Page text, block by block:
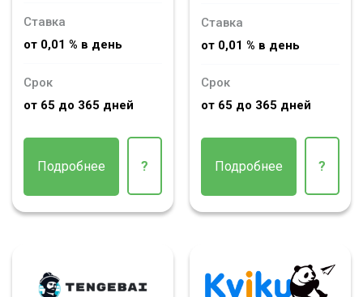
Ставка
от 0,01 % в день
Срок
от 65 до 365 дней
Подробнее ?
Ставка
от 0,01 % в день
Срок
от 65 до 365 дней
Подробнее ?